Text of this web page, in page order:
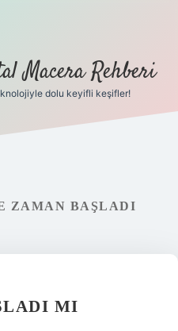
Macera Rehberi
dolu keyifli keşifler!
ZAMAN BAŞLADI
MI